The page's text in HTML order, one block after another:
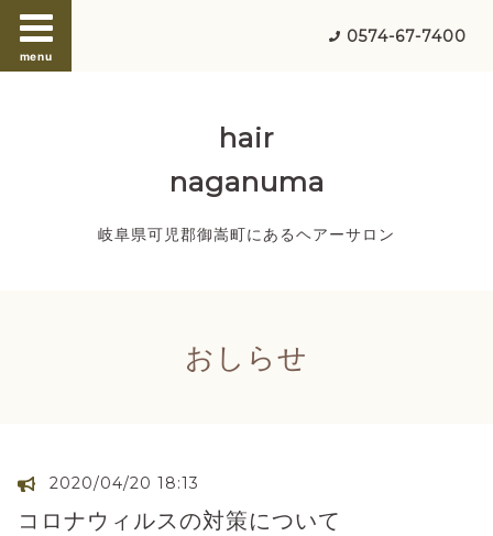
menu
0574-67-7400
hair
naganuma
岐阜県可児郡御嵩町にあるヘアーサロン
おしらせ
2020/04/20 18:13
コロナウィルスの対策について